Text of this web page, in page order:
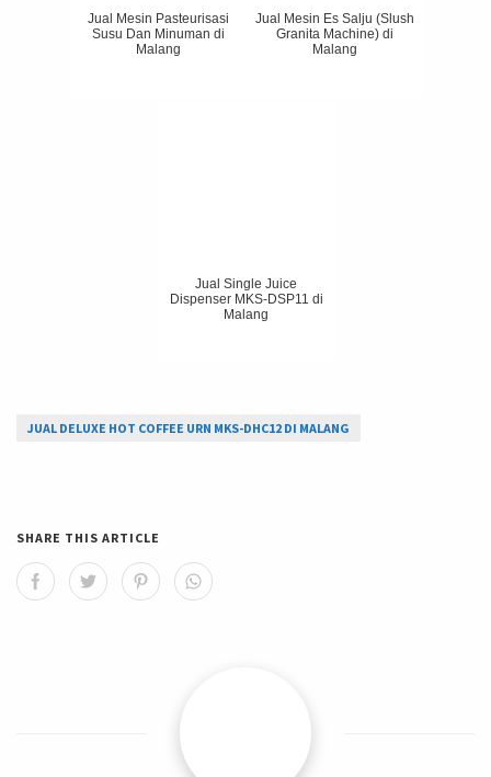
Jual Mesin Pasteurisasi
Susu Dan Minuman di
Malang
Jual Mesin Es Salju (Slush
Granita Machine) di
Malang
Jual Single Juice
Dispenser MKS-DSP11 di
Malang
JUAL DELUXE HOT COFFEE URN MKS-DHC12 DI MALANG
SHARE THIS ARTICLE